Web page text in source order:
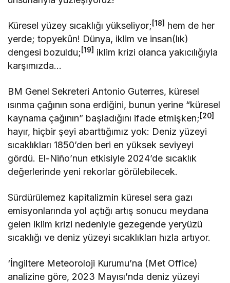
Küresel yüzey sıcaklığı yükseliyor; [18] hem de her
yerde; topyekûn! Dünya, iklim ve insan(lık)
dengesi bozuldu; [19] iklim krizi olanca yakıcılığıyla
karşımızda…
BM Genel Sekreteri Antonio Guterres, küresel
ısınma çağının sona erdiğini, bunun yerine “küresel
kaynama çağının” başladığını ifade etmişken; [20]
hayır, hiçbir şeyi abarttığımız yok: Deniz yüzeyi
sıcaklıkları 1850’den beri en yüksek seviyeyi
gördü. El-Niño’nun etkisiyle 2024’de sıcaklık
değerlerinde yeni rekorlar görülebilecek.
Sürdürülemez kapitalizmin küresel sera gazı
emisyonlarında yol açtığı artış sonucu meydana
gelen iklim krizi nedeniyle gezegende yeryüzü
sıcaklığı ve deniz yüzeyi sıcaklıkları hızla artıyor.
‘İngiltere Meteoroloji Kurumu’na (Met Office)
analizine göre, 2023 Mayısı’nda deniz yüzeyi